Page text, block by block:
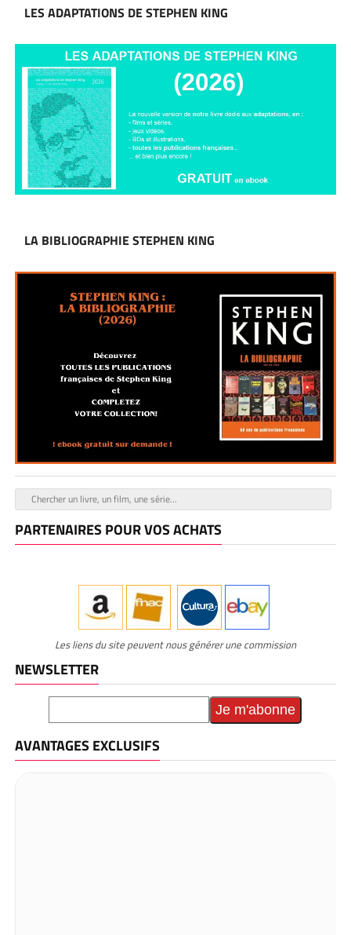
LES ADAPTATIONS DE STEPHEN KING
LA BIBLIOGRAPHIE STEPHEN KING
PARTENAIRES POUR VOS ACHATS
Les liens du site peuvent nous générer une commission
NEWSLETTER
AVANTAGES EXCLUSIFS